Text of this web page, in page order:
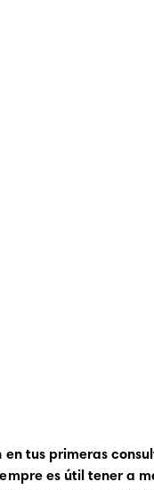
tus primeras
es útil tener a